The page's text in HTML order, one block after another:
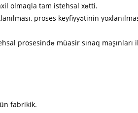
olmaqla tam istehsal xətti.
proses keyfiyyətinin
prosesində müasir sınaq maşınları
fabrikik.